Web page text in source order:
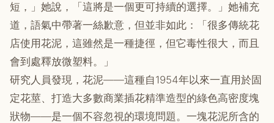
短，」她說，「這將是一個更可持續的選擇。」她補充
道，語氣中帶著一絲歉意，但並非如此：「很多傳統花
店使用花泥，這雖然是一種捷徑，但它毒性很大，而且
會到處釋放微塑料。」
研究人員發現，花泥——這種自1954年以來一直用於固
定花莖、打造大多數商業插花精準造型的綠色高密度塊
狀物——是一個不容忽視的環境問題。一塊花泥所含的